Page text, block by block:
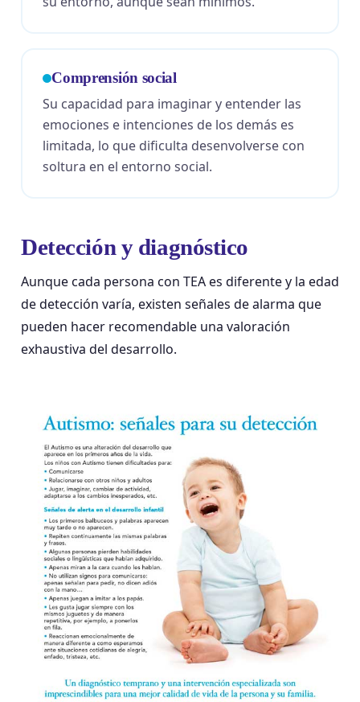
Comprensión social
Su capacidad para imaginar y entender las
emociones e intenciones de los demás es
limitada, lo que dificulta desenvolverse con
soltura en el entorno social.
Detección y diagnóstico
Aunque cada persona con TEA es diferente y la edad
de detección varía, existen señales de alarma que
pueden hacer recomendable una valoración
exhaustiva del desarrollo.